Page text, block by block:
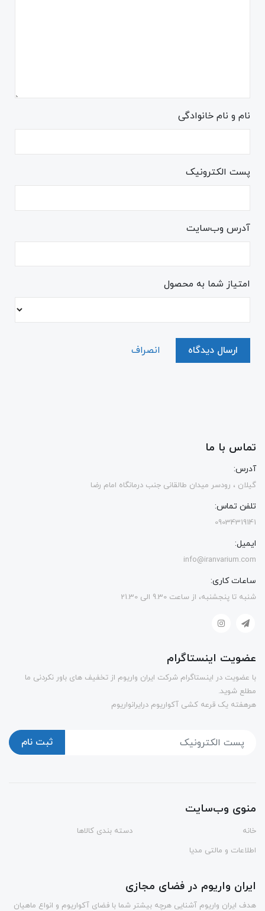
نام و نام خانوادگی
پست الکترونیک
آدرس وب‌سایت
امتیاز شما به محصول
ارسال دیدگاه انصراف
تماس با ما
آدرس:
گیلان ، رودسر میدان طالقانی جنب درمانگاه امام رضا
تلفن تماس:
09034319141
ایمیل:
info@iranvarium.com
ساعات کاری:
شنبه تا پنجشنبه، از ساعت 9.30 الی 21.30
عضویت اینستاگرام
با عضویت در اینستاگرام شرکت ایران واریوم از تخفیف های باور نکردنی ما
مطلع شوید.
هرهفته یک قرعه کشی آکواریوم درایرانواریوم
ثبت نام
منوی وب‌سایت
خانه
دسته بندی کالاها
اطلاعات و مالتی مدیا
ایران واریوم در فضای مجازی
هدف ایران واریوم آشنایی هرچه بیشتر شما با فضای آکواریوم و انواع ماهیان